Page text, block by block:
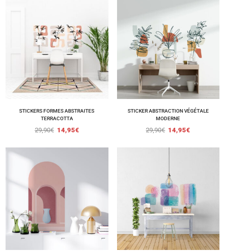
STICKERS FORMES ABSTRAITES
TERRACOTTA
29,90€ 14,95€
STICKER ABSTRACTION VÉGÉTALE
MODERNE
29,90€ 14,95€